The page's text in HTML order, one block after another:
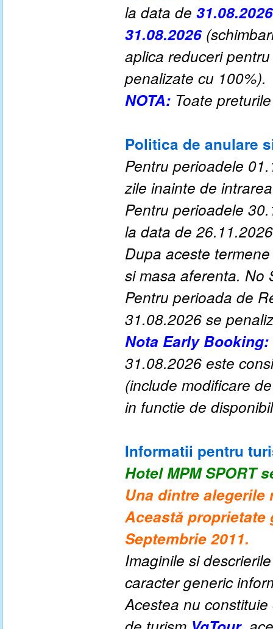
la data de 31.08.2026
31.08.2026
aplica reduceri
penalizate cu 100%).
NOTA: Toate
Politica de anulare
Pentru perioadele
zile inainte de
Pentru perioadele 30
la data de 26.11.2026
Dupa aceste
si masa aferenta. No
Pentru perioada de
31.08.2026 se
Nota Early Booking:
31.08.2026 este
(include modificare
in functie de
Informatii pentru
Hotel MPM SPORT
Una dintre
Această proprietate
Septembrie 2011.
Imaginile si
caracter generic
Acestea nu